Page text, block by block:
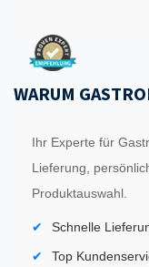
WARUM
Ihr Experte für
Lieferung,
Produktauswahl.
Schnelle
Top